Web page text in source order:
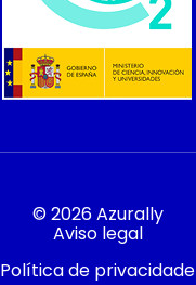
© 2026 Azurally
Aviso legal
Política de privacidade